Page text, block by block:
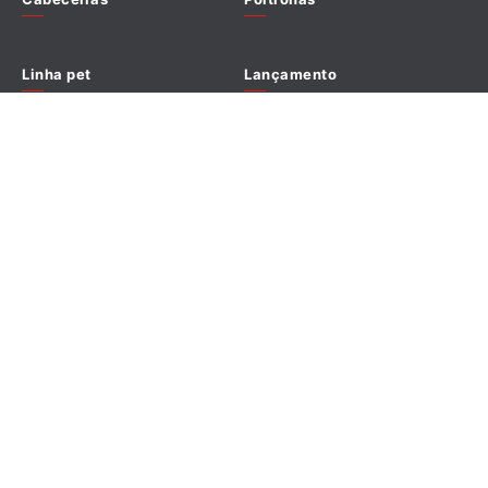
Política de cookies
Linha pet Lançamento